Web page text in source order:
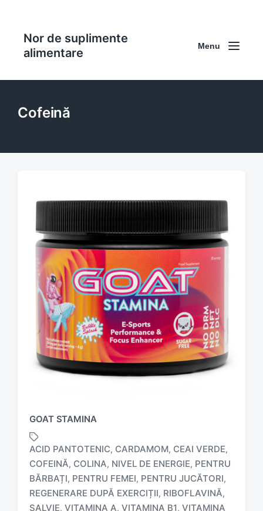
Nor de suplimente
alimentare
Menu
Cofeină
GOAT STAMINA
a
ACID PANTOTENIC, CARDAMOM, CEAI VERDE,
COFEINĂ, COLINA, NIVEL DE ENERGIE, PENTRU
BĂRBAȚI, PENTRU FEMEI, PENTRU JUCĂTORI,
REGENERARE DUPĂ EXERCIȚII, RIBOFLAVINĂ,
SALVIE, VITAMINA A, VITAMINA B1, VITAMINA